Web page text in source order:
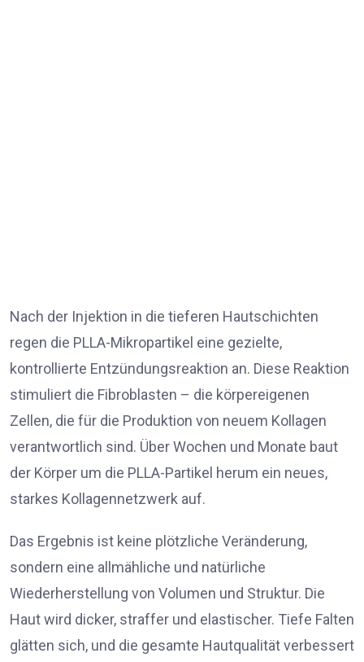
Nach der Injektion in die tieferen Hautschichten
regen die PLLA-Mikropartikel eine gezielte,
kontrollierte Entzündungsreaktion an. Diese Reaktion
stimuliert die Fibroblasten – die körpereigenen
Zellen, die für die Produktion von neuem Kollagen
verantwortlich sind. Über Wochen und Monate baut
der Körper um die PLLA-Partikel herum ein neues,
starkes Kollagennetzwerk auf.
Das Ergebnis ist keine plötzliche Veränderung,
sondern eine allmähliche und natürliche
Wiederherstellung von Volumen und Struktur. Die
Haut wird dicker, straffer und elastischer. Tiefe Falten
glätten sich, und die gesamte Hautqualität verbessert